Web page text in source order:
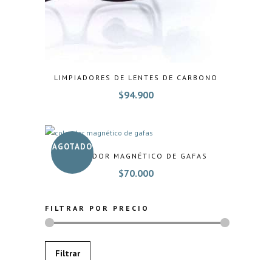
FILTRAR POR PRECIO
Filtrar
LIMPIADORES DE LENTES DE CARBONO
$94.900
AGOTADO
COLGADOR MAGNÉTICO DE GAFAS
$70.000